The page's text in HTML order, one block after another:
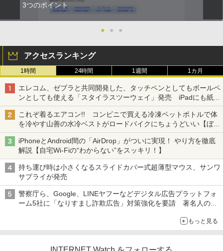
3つのポイント
● ● ●
アクセスランキング
1時間 24時間 1週間 1カ月
エレコム、ゼブラと共同開発した、タッチペンとしてもボールペ
ンとしても使える「スタイラスツーウェイ」発売 iPadにも紙に
も、持ち替えずに書き込める
これぞ着るエアコン!! コンビニで買える冷凍ペットボトルで体
を冷やす山善の水冷ベストがロードバイクにちょうどいい【ぼっ
ち・ざ・ろーど！その14】【空いた時間でなにしてる？】
iPhoneとAndroid間の「AirDrop」がついに実現！ やり方を徹底
解説【自宅Wi-Fiの“わからない”をスッキリ！】
持ち運び時は小さくなるスライドカバー式超薄型マウス、サンワ
サプライが発売
警察庁ら、Google、LINEヤフーなどデジタル広告プラットフォ
ーム5社に「なりすまし詐欺広告」対策強化を要請 著名人の写
もっと見る